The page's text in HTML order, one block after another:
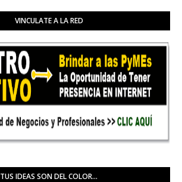
VINCULATE A LA RED
TUS IDEAS SON DEL COLOR...